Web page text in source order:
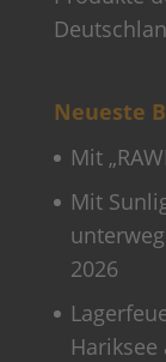
Neueste
Mit
Mit
2026
Hariksee